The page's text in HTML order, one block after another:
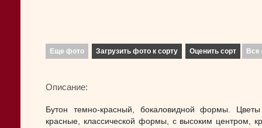
Еще фото Загрузить фото к сорту Оценить сорт Все
Описание:
Бутон темно-красный, бокаловидной формы.
красные, классической формы, с высоким центром,